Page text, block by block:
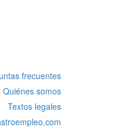
frecuentes
Quiénes somos
Textos legales